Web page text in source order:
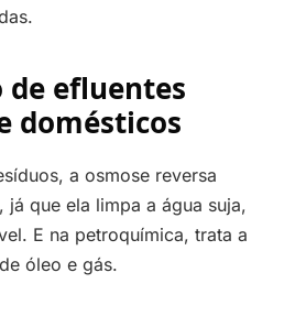
efluentes
domésticos
a osmose reversa
já que ela limpa a água suja,
E na petroquímica, trata a
óleo e gás.